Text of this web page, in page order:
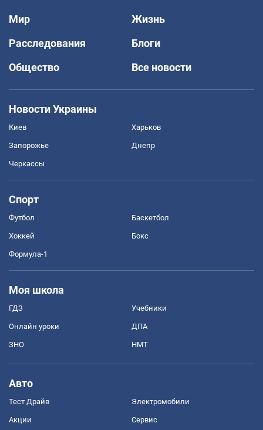
Мир
Жизнь
Расследования
Блоги
Общество
Все новости
Новости Украины
Киев Харьков
Запорожье Днепр
Черкассы
Спорт
Футбол Баскетбол
Хоккей Бокс
Формула-1
Моя школа
ГДЗ Учебники
Онлайн уроки ДПА
ЗНО НМТ
Авто
Тест Драйв Электромобили
Акции Сервис